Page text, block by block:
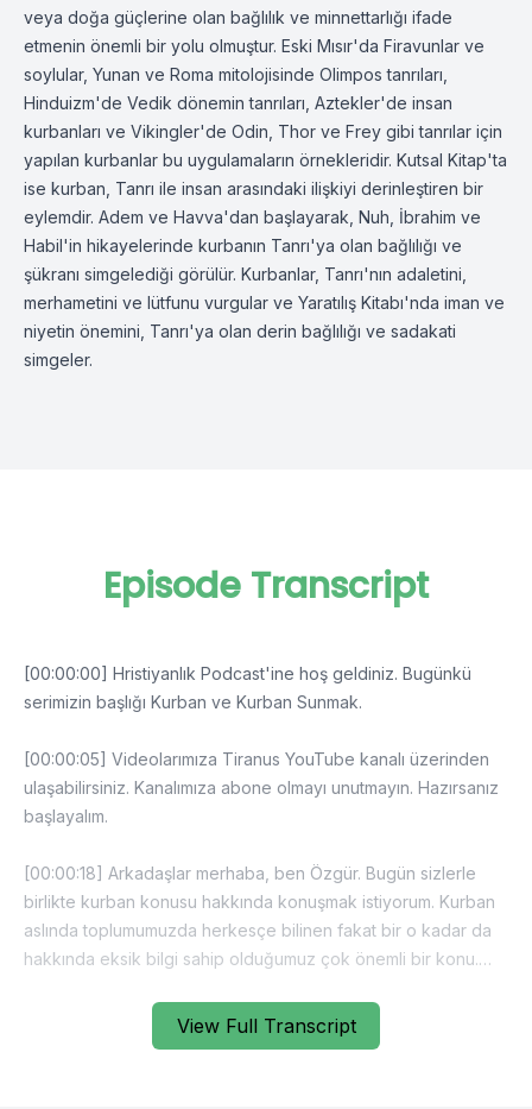
veya doğa güçlerine olan bağlılık ve minnettarlığı ifade
etmenin önemli bir yolu olmuştur. Eski Mısır'da Firavunlar ve
soylular, Yunan ve Roma mitolojisinde Olimpos tanrıları,
Hinduizm'de Vedik dönemin tanrıları, Aztekler'de insan
kurbanları ve Vikingler'de Odin, Thor ve Frey gibi tanrılar için
yapılan kurbanlar bu uygulamaların örnekleridir. Kutsal Kitap'ta
ise kurban, Tanrı ile insan arasındaki ilişkiyi derinleştiren bir
eylemdir. Adem ve Havva'dan başlayarak, Nuh, İbrahim ve
Habil'in hikayelerinde kurbanın Tanrı'ya olan bağlılığı ve
şükranı simgelediği görülür. Kurbanlar, Tanrı'nın adaletini,
merhametini ve lütfunu vurgular ve Yaratılış Kitabı'nda iman ve
niyetin önemini, Tanrı'ya olan derin bağlılığı ve sadakati
simgeler.
View Full Transcript
Episode Transcript
[00:00:00] Hristiyanlık Podcast'ine hoş geldiniz. Bugünkü
serimizin başlığı Kurban ve Kurban Sunmak.
[00:00:05] Videolarımıza Tiranus YouTube kanalı üzerinden
ulaşabilirsiniz. Kanalımıza abone olmayı unutmayın. Hazırsanız
başlayalım.
[00:00:18] Arkadaşlar merhaba, ben Özgür. Bugün sizlerle
birlikte kurban konusu hakkında konuşmak istiyorum. Kurban
aslında toplumumuzda herkesçe bilinen fakat bir o kadar da
hakkında eksik bilgi sahip olduğumuz çok önemli bir konu.
hayvanlardan ibaret midir? Yoksa bu kavramın altında yatan
çok daha derin bir köken ve çıkarılacak mühim dersler mi var?